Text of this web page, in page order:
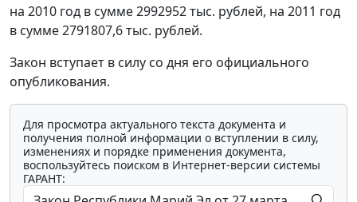
на 2010 год в сумме 2992952 тыс. рублей, на 2011 год
в сумме 2791807,6 тыс. рублей.
Закон вступает в силу со дня его официального
опубликования.
Для просмотра актуального текста документа и
получения полной информации о вступлении в силу,
изменениях и порядке применения документа,
воспользуйтесь поиском в Интернет-версии системы
ГАРАНТ: